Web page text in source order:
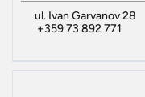
ul. Ivan Garvanov 28
+359 73 892 771